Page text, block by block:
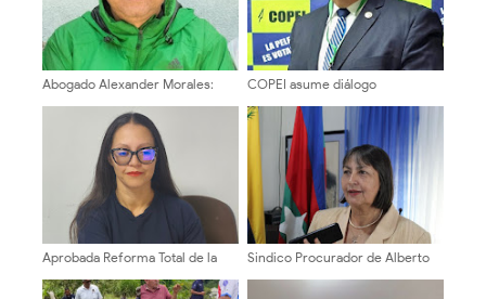
Abogado Alexander Morales:
Urgente superar el modelo
Centralizado del Estado
Comunal"
COPEI asume diálogo
vocación de unidad y exigencia
de resultados concretos
Aprobada Reforma Total de la
el Municipio Libertador ​
Sindico Procurador de Alberto
responsabilidad exclusiva de sus